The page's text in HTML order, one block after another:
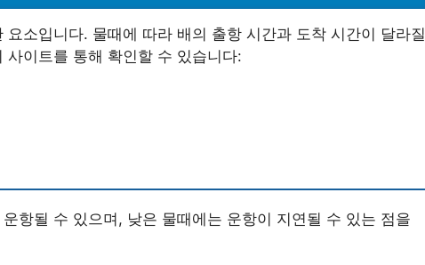
소입니다. 물때에 따라 배의 출항 시간과 도착 시간이 달라질
이트를 통해 확인할 수 있습니다:
항될 수 있으며, 낮은 물때에는 운항이 지연될 수 있는 점을